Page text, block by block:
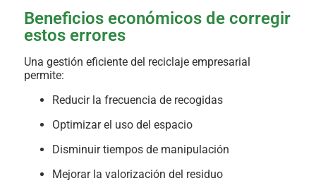
Beneficios económicos de corregir
estos errores
Una gestión eficiente del reciclaje empresarial
permite:
Reducir la frecuencia de recogidas
Optimizar el uso del espacio
Disminuir tiempos de manipulación
Mejorar la valorización del residuo